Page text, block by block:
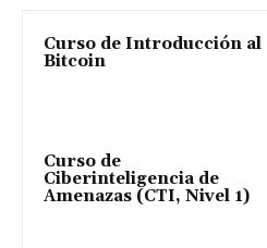
Curso de Introducción al
Bitcoin
Curso de
Ciberinteligencia de
Amenazas (CTI, Nivel 1)